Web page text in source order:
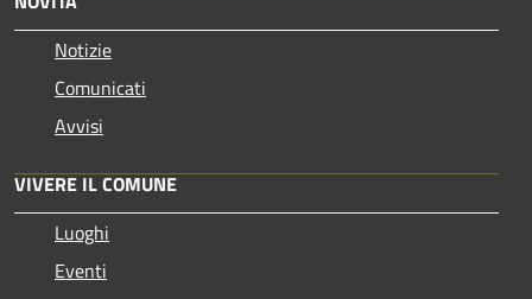
Notizie
Comunicati
Avvisi
VIVERE IL COMUNE
Luoghi
Eventi